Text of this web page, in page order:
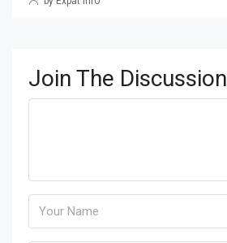
Join The Discussion